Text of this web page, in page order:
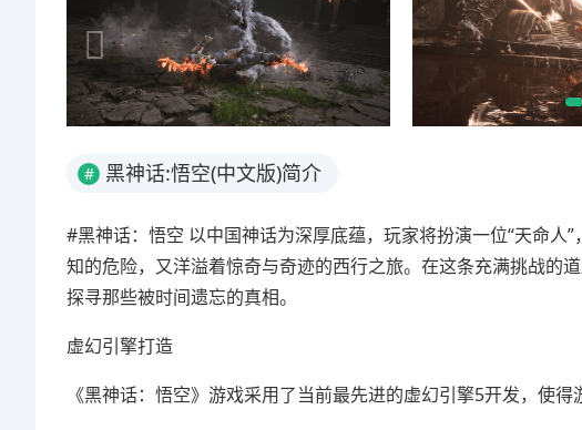
# 黑神话:悟空(中文版)简介
#黑神话：悟空 以中国神话为深厚底蕴，玩家将扮演一位“天命
知的危险，又洋溢着惊奇与奇迹的西行之旅。在这条充满挑战的
探寻那些被时间遗忘的真相。
虚幻引擎打造
《黑神话：悟空》游戏采用了当前最先进的虚幻引擎5开发，使得